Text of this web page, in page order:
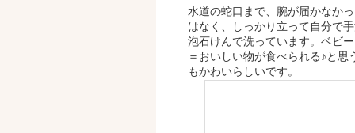
水道の蛇口まで、腕が届かなか
はなく、しっかり立って自分で
泡石けんで洗っています。ベビ
＝おいしい物が食べられる♪と
もかわいらしいです。